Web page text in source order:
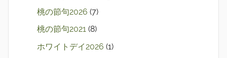
桃の節句2026 (7)
桃の節句2021 (8)
ホワイトデイ2026 (1)